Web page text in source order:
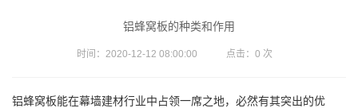
铝蜂窝板的种类和作用
时间：2020-12-12 08:00:00 点击： 0 次
铝蜂窝板能在幕墙建材行业中占领一席之地，必然有其突出的优